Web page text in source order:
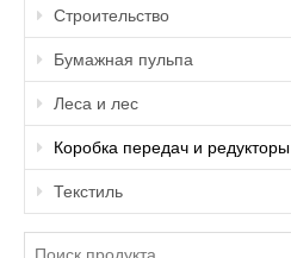
Строительство
Бумажная пульпа
Леса и лес
Коробка передач и редукторы
Текстиль